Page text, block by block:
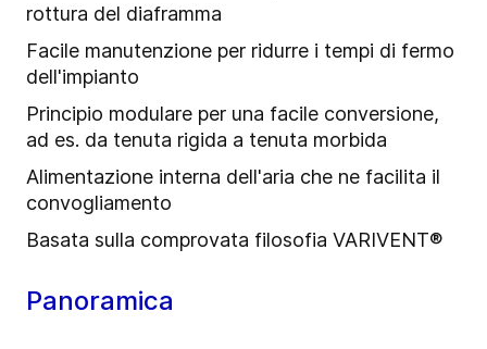
rottura del diaframma
Facile manutenzione per ridurre i tempi di fermo
dell'impianto
Principio modulare per una facile conversione,
ad es. da tenuta rigida a tenuta morbida
Alimentazione interna dell'aria che ne facilita il
convogliamento
Basata sulla comprovata filosofia VARIVENT®
Panoramica